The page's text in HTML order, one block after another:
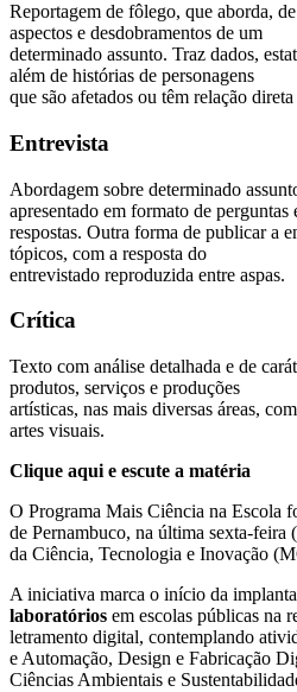
Reportagem de fôlego, que aborda,
aspectos e desdobramentos de um
determinado assunto. Traz dados,
além de histórias de personagens
que são afetados ou têm relação
Entrevista
Abordagem sobre determinado
apresentado em formato de perguntas
respostas. Outra forma de publicar a
tópicos, com a resposta do
entrevistado reproduzida entre aspas.
Crítica
Texto com análise detalhada e de
produtos, serviços e produções
artísticas, nas mais diversas áreas,
artes visuais.
Clique aqui e escute a matéria
O Programa Mais Ciência na Escola
de Pernambuco, na última sexta-feira
da Ciência, Tecnologia e Inovação
A iniciativa marca o início da
laboratórios em escolas públicas na
letramento digital, contemplando
e Automação, Design e Fabricação
Ciências Ambientais e